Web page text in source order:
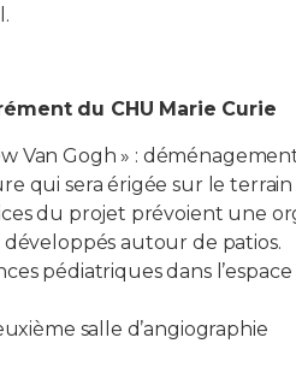
du CHU Marie Curie
Van Gogh » :
qui sera érigée sur le terrain
du projet prévoient une
autour de patios.
pédiatriques dans
salle d’angiographie